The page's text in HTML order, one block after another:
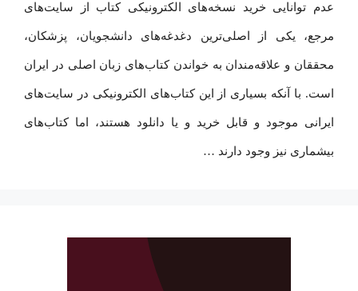
عدم توانایی خرید نسخه‌های الکترونیکی کتاب‌ از سایت‌های
مرجع، یکی از اصلی‌ترین دغدغه‌های دانشجویان، پزشکان،
محققان و علاقه‌مندان به خواندن کتاب‌های زبان اصلی در ایران
است. با آنکه بسیاری از این کتاب‌های الکترونیکی در سایت‌های
ایرانی موجود و قابل خرید و یا دانلود هستند، اما کتاب‌های
بیشماری نیز وجود دارند …